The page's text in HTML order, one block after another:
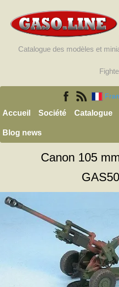
Catalogue des modèles et
Accueil Société Catalogue
Blog news
Canon 105